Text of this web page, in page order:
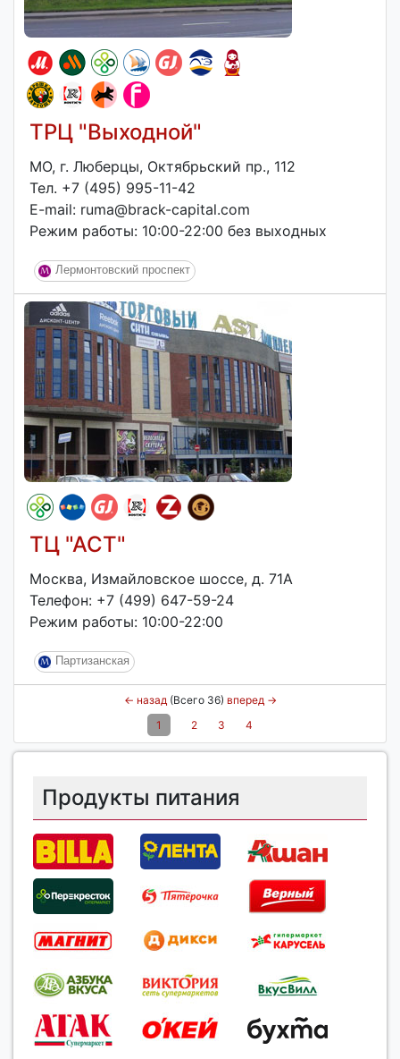
ТРЦ "Выходной"
МО, г. Люберцы, Октябрьский пр., 112
Тел. +7 (495) 995-11-42
E-mail: ruma@brack-capital.com
Режим работы: 10:00-22:00 без выходных
Лермонтовский проспект
ТЦ "АСТ"
Москва, Измайловское шоссе, д. 71А
Телефон: +7 (499) 647-59-24
Режим работы: 10:00-22:00
Партизанская
← назад(Всего 36) вперед→
1
2 3 4
Продукты питания